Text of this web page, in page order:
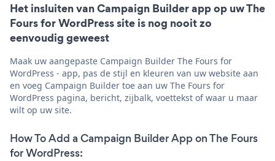
Het insluiten van Campaign Builder app op uw The
Fours for WordPress site is nog nooit zo
eenvoudig geweest
Maak uw aangepaste Campaign Builder The Fours for
WordPress - app, pas de stijl en kleuren van uw website aan
en voeg Campaign Builder toe aan uw The Fours for
WordPress pagina, bericht, zijbalk, voettekst of waar u maar
wilt op uw site.
How To Add a Campaign Builder App on The Fours
for WordPress: